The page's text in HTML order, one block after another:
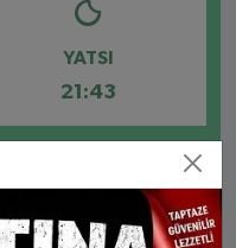
YATSI
21:43